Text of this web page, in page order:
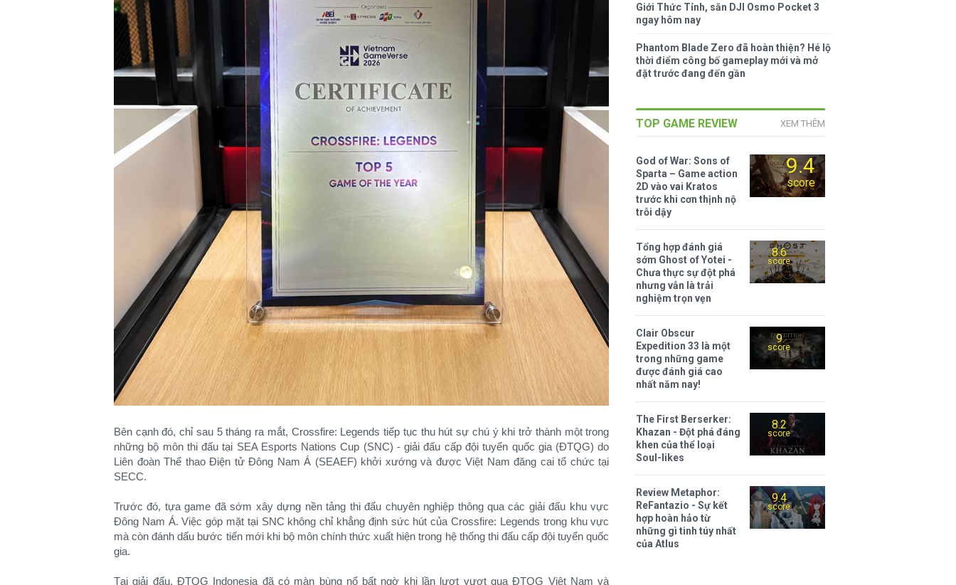
Bên cạnh đó, chỉ sau 5 tháng ra mắt, Crossfire: Legends tiếp tục thu hút sự chú ý khi trở thành một trong
những bộ môn thi đấu tại SEA Esports Nations Cup (SNC) - giải đấu cấp đội tuyển quốc gia (ĐTQG) do
Liên đoàn Thể thao Điện tử Đông Nam Á (SEAEF) khởi xướng và được Việt Nam đăng cai tổ chức tại
SECC.
Trước đó, tựa game đã sớm xây dựng nền tảng thi đấu chuyên nghiệp thông qua các giải đấu khu vực
Đông Nam Á. Việc góp mặt tại SNC không chỉ khẳng định sức hút của Crossfire: Legends trong khu vực
mà còn đánh dấu bước tiến mới khi bộ môn chính thức xuất hiện trong hệ thống thi đấu cấp đội tuyển quốc
gia.
Tại giải đấu, ĐTQG Indonesia đã có màn bùng nổ bất ngờ khi lần lượt vượt qua ĐTQG Việt Nam và
Giới Thức Tỉnh, săn DJI Osmo Pocket 3
ngay hôm nay
Phantom Blade Zero đã hoàn thiện? Hé lộ
thời điểm công bố gameplay mới và mở
đặt trước đang đến gần
TOP GAME REVIEW XEM THÊM
9.4
score
God of War: Sons of
Sparta – Game action
2D vào vai Kratos
trước khi cơn thịnh nộ
trỗi dậy
8.6
score
Tổng hợp đánh giá
sớm Ghost of Yotei -
Chưa thực sự đột phá
nhưng vẫn là trải
nghiệm trọn vẹn
9
score
Clair Obscur
Expedition 33 là một
trong những game
được đánh giá cao
nhất năm nay!
8.2
score
The First Berserker:
Khazan - Đột phá đáng
khen của thể loại
Soul-likes
9.4
score
Review Metaphor:
ReFantazio - Sự kết
hợp hoàn hảo từ
những gì tinh túy nhất
của Atlus